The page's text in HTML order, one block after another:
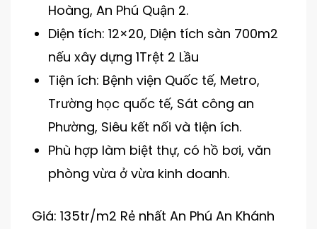
Hoàng, An Phú Quận 2.
Diện tích: 12×20, Diện tích sàn 700m2
nếu xây dựng 1Trệt 2 Lầu
Tiện ích: Bệnh viện Quốc tế, Metro,
Trường học quốc tế, Sát công an
Phường, Siêu kết nối và tiện ích.
Phù hợp làm biệt thự, có hồ bơi, văn
phòng vừa ở vừa kinh doanh.
Giá: 135tr/m2 Rẻ nhất An Phú An Khánh